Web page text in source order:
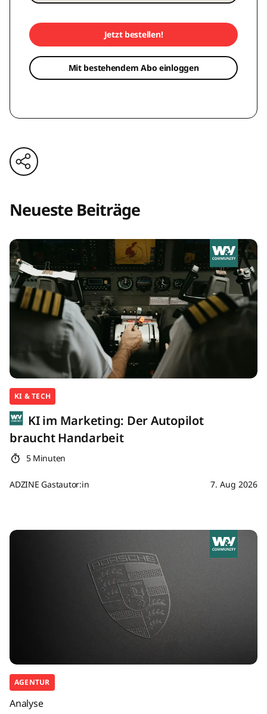
Jetzt bestellen!
Mit bestehendem Abo einloggen
Neueste Beiträge
KI & TECH
KI im Marketing: Der Autopilot
braucht Handarbeit
5 Minuten
ADZINE Gastautor:in 7. Aug 2026
AGENTUR
Analyse